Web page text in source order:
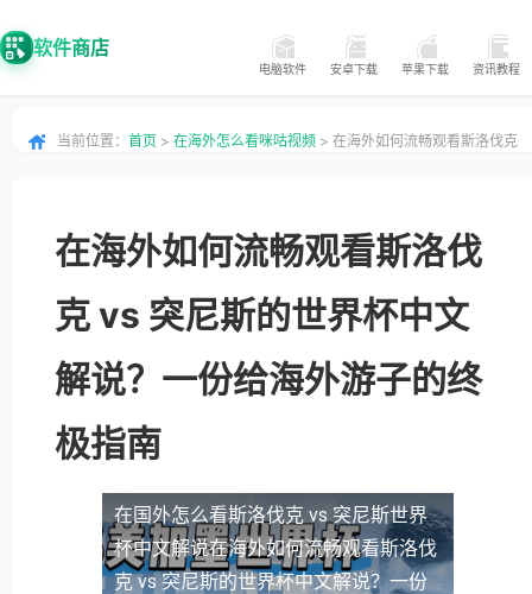
软件商店
电脑软件 安卓下载 苹果下载 资讯教程
当前位置： 首页 > 在海外怎么看咪咕视频 > 在海外如何流畅观看斯洛伐克
在海外如何流畅观看斯洛伐
克 vs 突尼斯的世界杯中文
解说？一份给海外游子的终
极指南
在国外怎么看斯洛伐克 vs 突尼斯世界
杯中文解说在海外如何流畅观看斯洛伐
克 vs 突尼斯的世界杯中文解说？一份